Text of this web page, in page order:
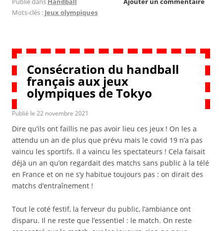
Mots-clés : Jeux olympiques
Consécration du handball
français aux jeux
olympiques de Tokyo
Publié le 22 novembre 2021
Dire qu’ils ont faillis ne pas avoir lieu ces jeux ! On les a
attendu un an de plus que prévu mais le covid 19 n’a pas
vaincu les sportifs. Il a vaincu les spectateurs ! Cela faisait
déjà un an qu’on regardait des matchs sans public à la télé
en France et on ne s’y habitue toujours pas : on dirait des
matchs d’entraînement !
Tout le coté festif, la ferveur du public, l’ambiance ont
disparu. Il ne reste que l’essentiel : le match. On reste